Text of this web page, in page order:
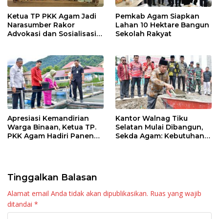
Ketua TP PKK Agam Jadi
Narasumber Rakor
Advokasi dan Sosialisasi
Pemkab Agam Siapkan
Lahan 10 Hektare Bangun
Sekolah Rakyat
Apresiasi Kemandirian
Warga Binaan, Ketua TP.
PKK Agam Hadiri Panen
Kantor Walnag Tiku
Selatan Mulai Dibangun,
Sekda Agam: Kebutuhan
Tinggalkan Balasan
Alamat email Anda tidak akan dipublikasikan. Ruas yang wajib
ditandai *